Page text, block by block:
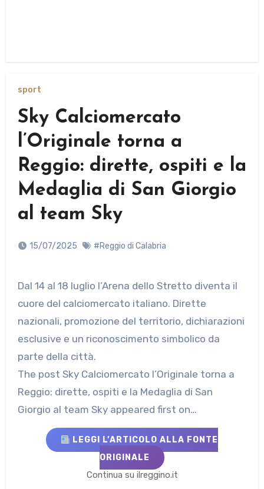
sport
Sky Calciomercato
l’Originale torna a
Reggio: dirette, ospiti e la
Medaglia di San Giorgio
al team Sky
15/07/2025 #Reggio di Calabria
Dal 14 al 18 luglio l’Arena dello Stretto diventa il
cuore del calciomercato italiano. Dirette
nazionali, promozione del territorio, dichiarazioni
esclusive e un riconoscimento simbolico da
parte della città.
The post Sky Calciomercato l’Originale torna a
Reggio: dirette, ospiti e la Medaglia di San
Giorgio al team Sky appeared first on…
LEGGI L’ARTICOLO ALLA FONTE
ORIGINALE
Continua su ilreggino.it